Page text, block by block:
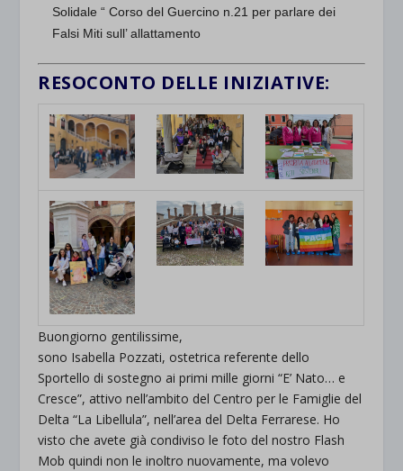
Solidale “ Corso del Guercino n.21 per parlare dei
Falsi Miti sull’ allattamento
RESOCONTO DELLE INIZIATIVE:
Buongiorno gentilissime,
sono Isabella Pozzati, ostetrica referente dello
Sportello di sostegno ai primi mille giorni “E’ Nato… e
Cresce”, attivo nell’ambito del Centro per le Famiglie del
Delta “La Libellula”, nell’area del Delta Ferrarese. Ho
visto che avete già condiviso le foto del nostro Flash
Mob quindi non le inoltro nuovamente, ma volevo